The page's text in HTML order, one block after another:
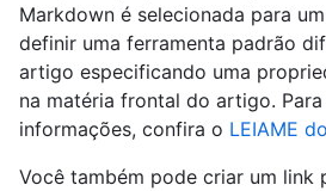
Markdown é selecionada para
definir uma ferramenta padrão
artigo especificando uma
na matéria frontal do artigo.
informações, confira o LEIAME
Você também pode criar um link